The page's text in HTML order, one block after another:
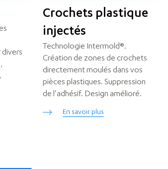
divers
Crochets plastique
injectés
Technologie Intermold®.
Création de zones de crochets
directement moulés dans vos
pièces plastiques. Suppression
de l'adhésif. Design amélioré.
En savoir plus